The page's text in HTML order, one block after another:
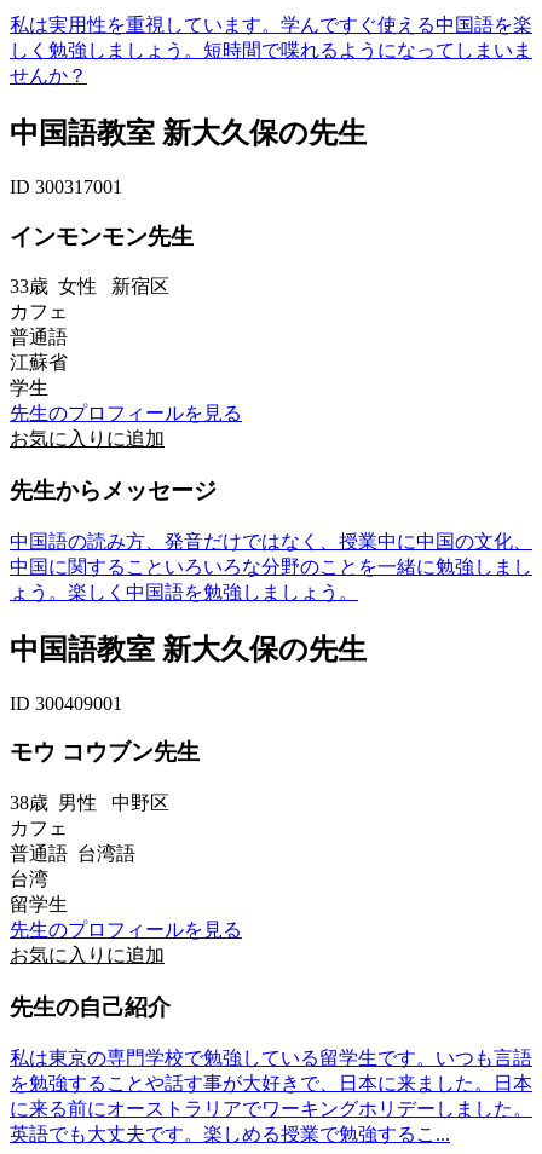
私は実用性を重視しています。学んですぐ使える中国語を楽
しく勉強しましょう。短時間で喋れるようになってしまいま
せんか？
中国語教室 新大久保の先生
ID 300317001
インモンモン先生
33歳 女性 新宿区
カフェ
普通語
江蘇省
学生
先生のプロフィールを見る
お気に入りに追加
先生からメッセージ
中国語の読み方、発音だけではなく、授業中に中国の文化、
中国に関することいろいろな分野のことを一緒に勉強しまし
ょう。楽しく中国語を勉強しましょう。
中国語教室 新大久保の先生
ID 300409001
モウ コウブン先生
38歳 男性 中野区
カフェ
普通語 台湾語
台湾
留学生
先生のプロフィールを見る
お気に入りに追加
先生の自己紹介
私は東京の専門学校で勉強している留学生です。いつも言語
を勉強することや話す事が大好きで、日本に来ました。日本
に来る前にオーストラリアでワーキングホリデーしました。
英語でも大丈夫です。楽しめる授業で勉強するこ...